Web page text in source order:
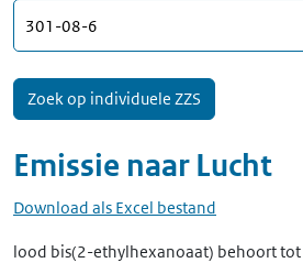
Emissie naar Lucht
Download als Excel bestand
lood bis(2-ethylhexanoaat) behoort tot